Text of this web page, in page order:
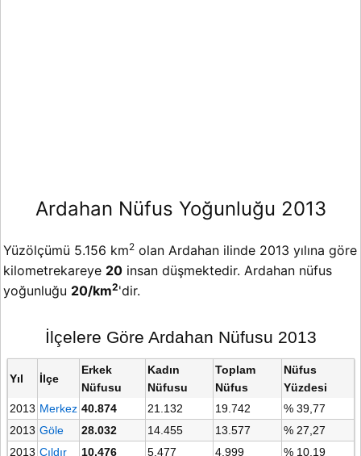
Ardahan Nüfus Yoğunluğu 2013
Yüzölçümü 5.156 km2 olan Ardahan ilinde 2013 yılına göre
kilometrekareye 20 insan düşmektedir. Ardahan nüfus
yoğunluğu 20/km2'dir.
İlçelere Göre Ardahan Nüfusu 2013
Yıl İlçe
Erkek
Nüfusu
Kadın
Nüfusu
Toplam
Nüfus
Nüfus
Yüzdesi
2013 Merkez 40.874 21.132 19.742
% 39,77
2013 Göle 28.032 14.455 13.577
% 27,27
2013 Çıldır 10.476 5.477 4.999
% 10,19